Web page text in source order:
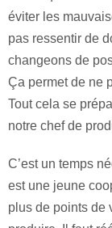
éviter les
pas ressentir de
changeons de
Ça permet de ne
Tout cela se
notre chef de
C’est un temps
est une jeune
plus de points de